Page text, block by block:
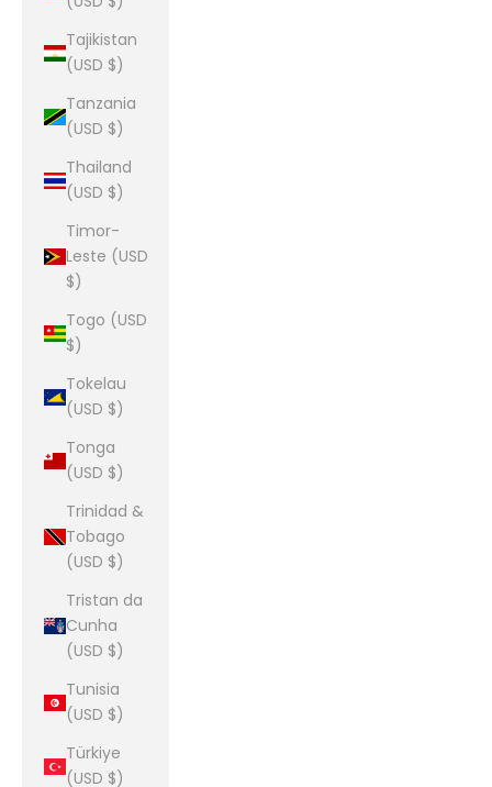
Tajikistan
(USD $)
Tanzania
(USD $)
Thailand
(USD $)
Timor-
Leste (USD
$)
Togo (USD
$)
Tokelau
(USD $)
Tonga
(USD $)
Trinidad &
Tobago
(USD $)
Tristan da
Cunha
(USD $)
Tunisia
(USD $)
Türkiye
(USD $)